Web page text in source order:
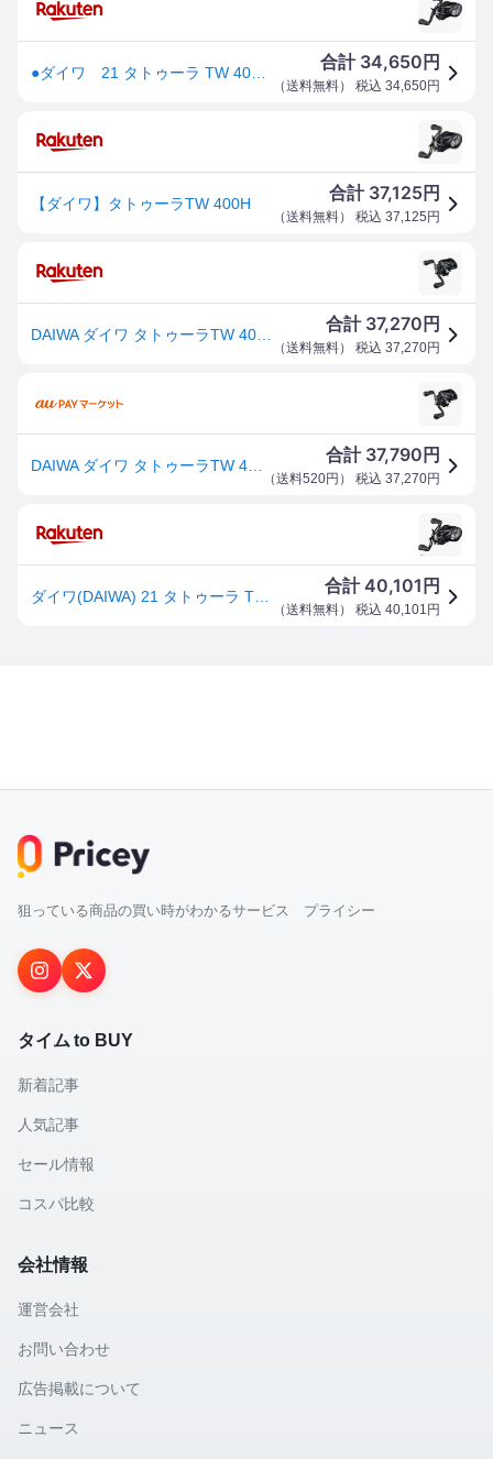
合計 34,650 円
（送料無料） 税込 34,650円
【ダイワ】タトゥーラTW 400H
合計 37,125円
（送料無料） 税込 37,125 円
合計 37,270 円
（送料無料） 税込 37,270円
合計 37,790 円
（送料520円 ） 税込 37,270円
合計40,101 円
（送料無料） 税込 40,101 円
狙っている商品の買い時がわかるサービス プライシー
タイム to BUY
新着記事
人気記事
セール情報
コスパ比較
会社情報
運営会社
お問い合わせ
広告掲載について
ニュース